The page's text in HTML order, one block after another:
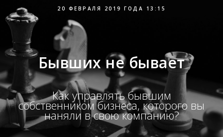
20 ФЕВРАЛЯ 2019 ГОДА 13:15
Бывших не бывает
Как управлять бывшим
собственником бизнеса, которого вы
наняли в свою компанию?